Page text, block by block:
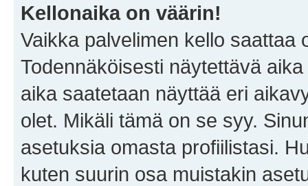
Kellonaika on väärin!
Vaikka palvelimen kello saattaa
Todennäköisesti näytettävä
aika saatetaan näyttää eri
olet. Mikäli tämä on se syy.
asetuksia omasta profiilistasi.
kuten suurin osa muistakin